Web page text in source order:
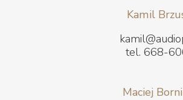
Kamil
tel. 668-
Maciej